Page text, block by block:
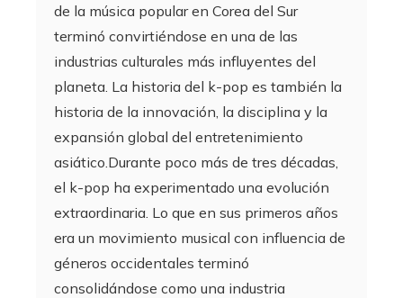
de la música popular en Corea del Sur
terminó convirtiéndose en una de las
industrias culturales más influyentes del
planeta. La historia del k-pop es también la
historia de la innovación, la disciplina y la
expansión global del entretenimiento
asiático.Durante poco más de tres décadas,
el k-pop ha experimentado una evolución
extraordinaria. Lo que en sus primeros años
era un movimiento musical con influencia de
géneros occidentales terminó
consolidándose como una industria